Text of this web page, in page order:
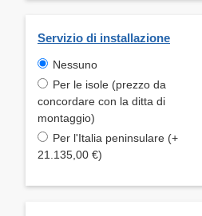
Servizio di installazione
Nessuno
Per le isole (prezzo da
concordare con la ditta di
montaggio)
Per l'Italia peninsulare (+
21.135,00 €)